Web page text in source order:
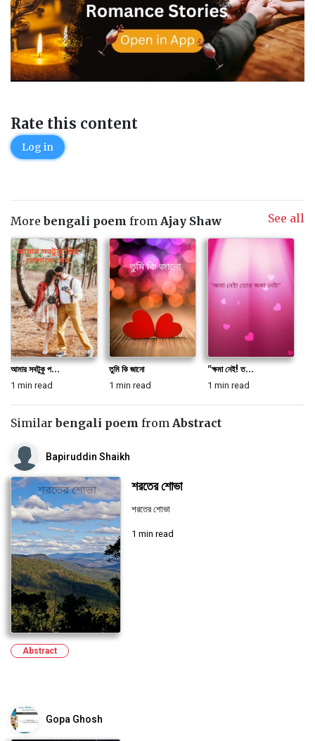
Rate this content
Log in
Morebengali poem from Ajay Shaw See all
আমার সবটুকু প...
1 min read
তুমি কি জানো
1 min read
"ক্ষমা নেই! ত...
1 min read
Similarbengali poem from Abstract
Bapiruddin Shaikh
শরতের শোভা
শরতের শোভা
1 min read
Abstract
Gopa Ghosh